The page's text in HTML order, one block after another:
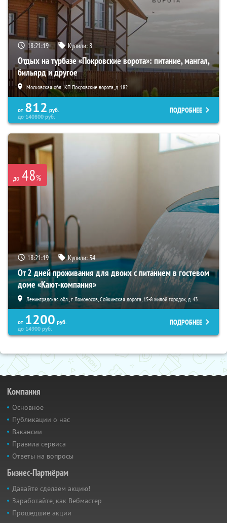
18:21:18 Купили:8
Отдых на турбазе «Покровские ворота»: питание, мангал,
бильярд и другое
Московская обл., КП Покровские ворота, д. 182
от 812 руб.
до140800руб.
ПОДРОБНЕЕ
до 48%
18:21:18 Купили:34
От 2 дней проживания для двоих с питанием в гостевом
доме «Кают-компания»
Ленинградская обл., г. Ломоносов, Сойкинская дорога, 15-й жилой городок, д. 43
от 1200 руб.
до14900руб.
ПОДРОБНЕЕ
Компания
Основное
Публикации о нас
Вакансии
Правила сервиса
Ответы на вопросы
Бизнес-Партнёрам
Давайте сделаем акцию!
Заработайте, как Вебмастер
Прошедшие акции